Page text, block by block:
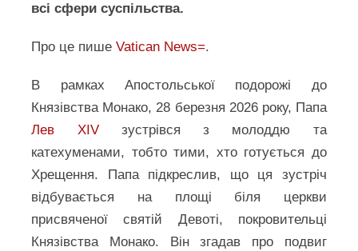
всі сфери суспільства.
Про це пишеVatican News=.
В рамках Апостольської подорожі до
Князівства Монако, 28 березня 2026 року, Папа
Лев XIVзустрівся з молоддю та
катехуменами, тобто тими, хто готується до
Хрещення. Папа підкреслив, що ця зустріч
відбувається на площі біля церкви
присвяченої святій Девоті, покровительці
Князівства Монако. Він згадав про подвиг